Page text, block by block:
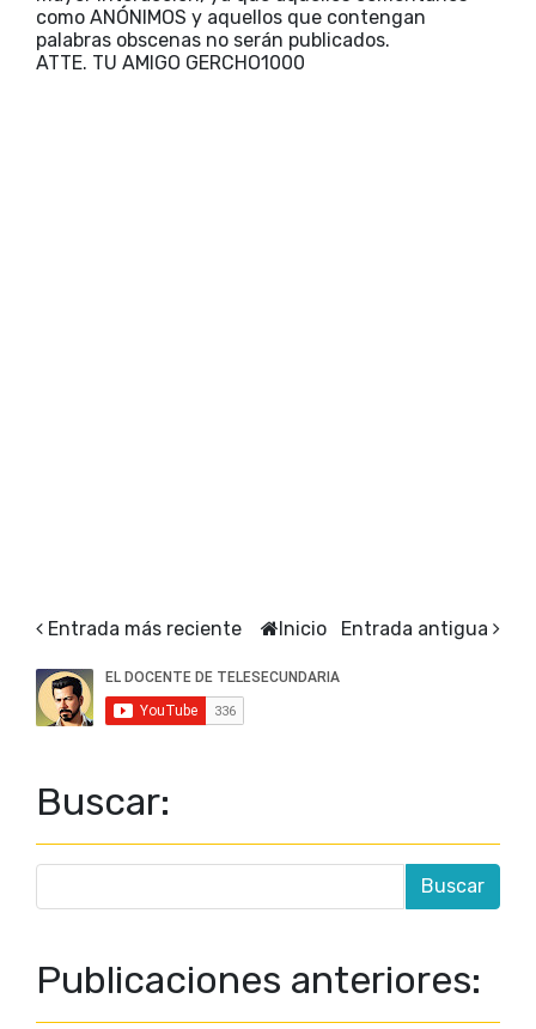
como ANÓNIMOS y aquellos que contengan
palabras obscenas no serán publicados.
ATTE. TU AMIGO GERCHO1000
Entrada más reciente Entrada antigua
Inicio
Buscar:
Publicaciones anteriores: